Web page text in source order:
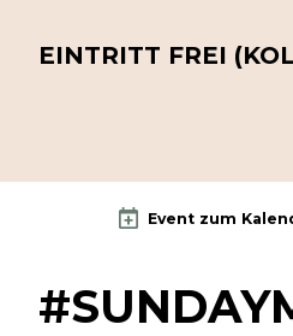
EINTRITT FREI
Event zum